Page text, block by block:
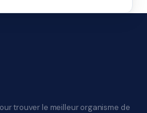
trouver le meilleur organisme de